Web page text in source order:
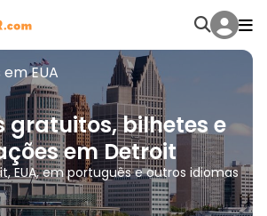
EUA
gratuitos, bilhetes e
em Detroit
EUA, em português e outros idiomas